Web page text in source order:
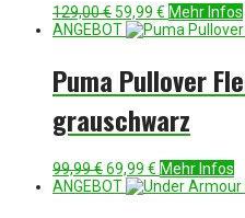
129,00€ Ursprünglicher
Preis
59,99 € Aktueller
Preis
Mehr Infos
ANGEBOT
Puma Pullover
grauschwarz
99,99€Ursprünglicher
Preis
69,99 € Aktueller
Preis
Mehr Infos
ANGEBOT